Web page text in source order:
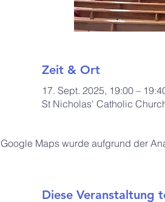
Zeit & Ort
17. Sept. 2025, 19:00 –
St Nicholas' Catholic
Google Maps wurde aufgrund der
Diese Veranstaltung